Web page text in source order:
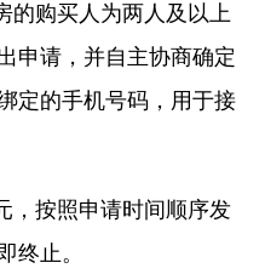
购买人为两人及以上
申请，并自主协商确定
定的手机号码，用于接
按照申请时间顺序发
终止。